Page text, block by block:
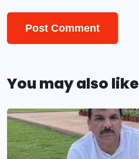
You may also like